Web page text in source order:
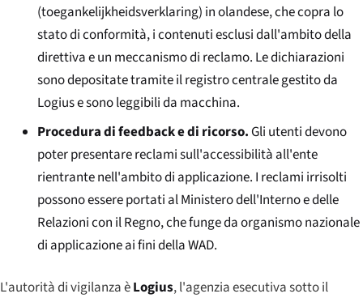
(toegankelijkheidsverklaring) in olandese, che copra lo
stato di conformità, i contenuti esclusi dall'ambito della
direttiva e un meccanismo di reclamo. Le dichiarazioni
sono depositate tramite il registro centrale gestito da
Logius e sono leggibili da macchina.
Procedura di feedback e di ricorso.Gli utenti devono
poter presentare reclami sull'accessibilità all'ente
rientrante nell'ambito di applicazione. I reclami irrisolti
possono essere portati al Ministero dell'Interno e delle
Relazioni con il Regno, che funge da organismo nazionale
di applicazione ai fini della WAD.
L'autorità di vigilanza èLogius, l'agenzia esecutiva sotto il